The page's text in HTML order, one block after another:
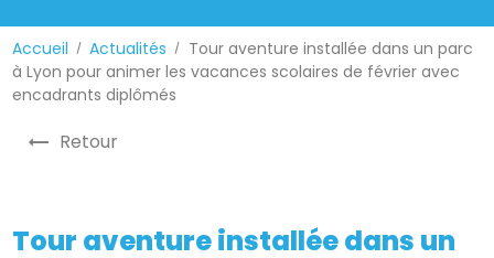
Accueil Actualités
Tour aventure installée dans un parc
à Lyon pour animer les vacances scolaires de février avec
encadrants diplômés
Retour
Tour aventure installée dans un